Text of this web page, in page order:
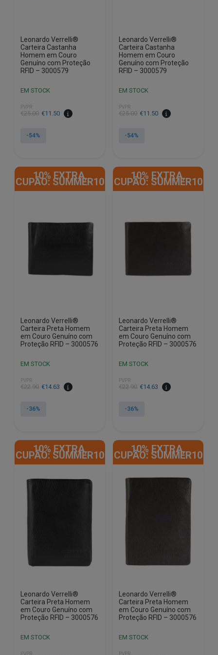
Leonardo Verrelli®
Carteira Castanha
Homem em Couro
Genuíno com Proteção
RFID – 3000579
EM STOCK
PVPR
€25.00
O
original
€11.50
O
atual
-54%
Leonardo Verrelli®
Carteira Castanha
Homem em Couro
Genuíno com Proteção
RFID – 3000579
EM STOCK
PVPR
€25.00
O
original
€11.50
O
atual
-54%
10% EXTRA,
CUPÃO: SUMMER10
Leonardo Verrelli®
Carteira Preta Homem
em Couro Genuíno com
Proteção RFID – 3000576
EM STOCK
PVPR
€22.90
O
original
€14.63
O
atual
-36%
10% EXTRA,
CUPÃO: SUMMER10
Leonardo Verrelli®
Carteira Preta Homem
em Couro Genuíno com
Proteção RFID – 3000576
EM STOCK
PVPR
€22.90
O
original
€14.63
O
atual
-36%
10% EXTRA,
CUPÃO: SUMMER10
Leonardo Verrelli®
Carteira Preta Homem
em Couro Genuíno com
Proteção RFID – 3000576
EM STOCK
PVPR
10% EXTRA,
CUPÃO: SUMMER10
Leonardo Verrelli®
Carteira Preta Homem
em Couro Genuíno com
Proteção RFID – 3000576
EM STOCK
PVPR